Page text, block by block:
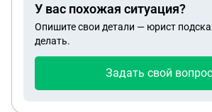
подавала заявление
лет, работодатель взял года для
2023 год. ( в 2022 году у меня был
рабочих дней не было но был
У вас похожая ситуация?
Опишите свои детали — юрист
делать.
Задать свой вопрос